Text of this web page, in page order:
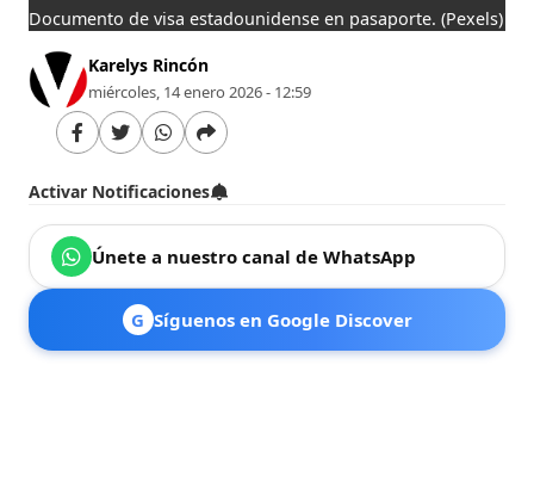
Documento de visa estadounidense en pasaporte. (Pexels)
Karelys Rincón
miércoles, 14 enero 2026 - 12:59
Activar Notificaciones
Únete a nuestro canal de WhatsApp
G Síguenos en Google Discover